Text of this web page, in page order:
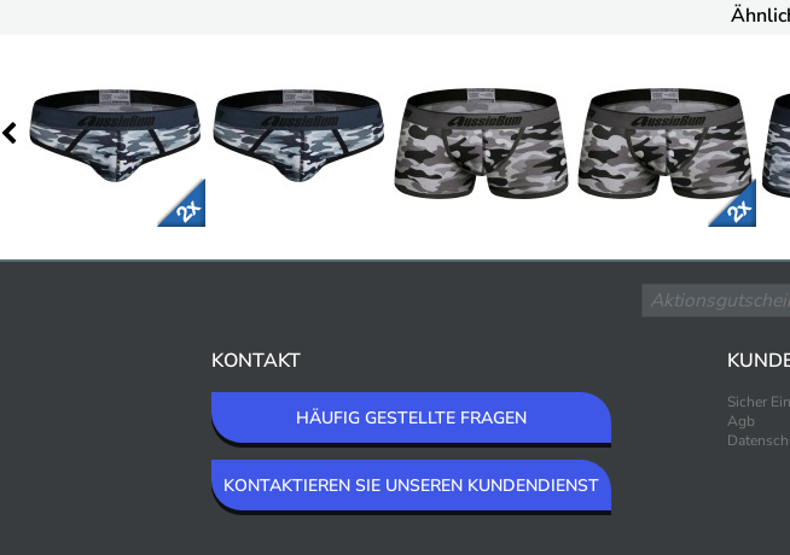
KONTAKT
HÄUFIG GESTELLTE FRAGEN
KONTAKTIEREN SIE UNSEREN KUNDENDIENST
Sicher
Agb